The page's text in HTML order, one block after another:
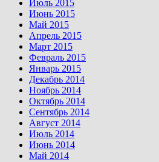
Июль 2015
Июнь 2015
Май 2015
Апрель 2015
Март 2015
Февраль 2015
Январь 2015
Декабрь 2014
Ноябрь 2014
Октябрь 2014
Сентябрь 2014
Август 2014
Июль 2014
Июнь 2014
Май 2014